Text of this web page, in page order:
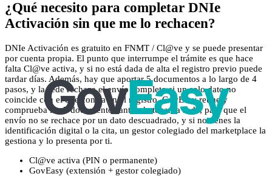
¿Qué necesito para completar DNIe
Activación sin que me lo rechacen?
DNIe Activación es gratuito en FNMT / Cl@ve y se puede presentar
por cuenta propia. El punto que interrumpe el trámite es que hace
falta Cl@ve activa, y si no está dada de alta el registro previo puede
tardar días. Además, hay que aportar 5 documentos a lo largo de 4
pasos, y la sede rechaza el envío completo si un solo dato no
coincide con el que consta en el registro. GovEasy reúne y
comprueba los 5 documentos antes de tocar la sede, para que el
envío no se rechace por un dato descuadrado, y si no tienes la
identificación digital o la cita, un gestor colegiado del marketplace la
gestiona y lo presenta por ti.
Cl@ve activa (PIN o permanente)
GovEasy (extensión + gestor colegiado)